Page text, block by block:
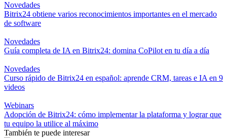
Novedades
Bitrix24 obtiene varios reconocimientos importantes en el mercado
de software
Novedades
Guía completa de IA en Bitrix24: domina CoPilot en tu día a día
Novedades
Curso rápido de Bitrix24 en español: aprende CRM, tareas e IA en 9
videos
Webinars
Adopción de Bitrix24: cómo implementar la plataforma y lograr que
tu equipo la utilice al máximo
También te puede interesar